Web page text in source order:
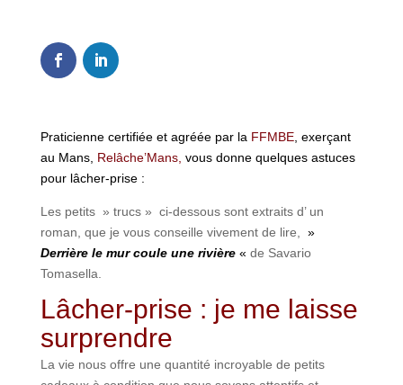
Praticienne certifiée et agréée par la FFMBE, exerçant
au Mans, Relâche’Mans, vous donne quelques astuces
pour lâcher-prise :
Les petits » trucs » ci-dessous sont extraits d’ un
roman, que je vous conseille vivement de lire,
»
Derrière le mur coule une rivière« de Savario
Tomasella.
Lâcher-prise : je me laisse
surprendre
La vie nous offre une quantité incroyable de petits